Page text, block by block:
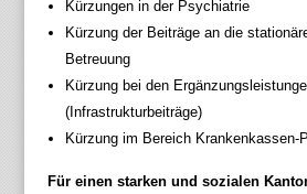
Kürzungen in der Psychiatrie
Kürzung der Beiträge an die
Betreuung
Kürzung bei den
(Infrastrukturbeiträge)
Kürzung im Bereich Krankenkassen-
Für einen starken und sozialen